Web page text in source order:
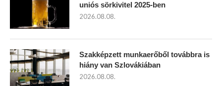
uniós sörkivitel 2025-ben
2026.08.08.
Szakképzett munkaerőből továbbra is
hiány van Szlovákiában
2026.08.08.